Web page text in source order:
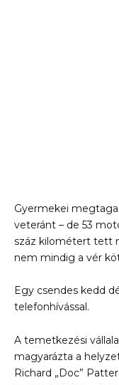
Gyermekei
veteránt – de 53
száz kilométert tett
nem mindig a vér
Egy csendes kedd
telefonhívással.
A temetkezési
magyarázta a
Richard „Doc”